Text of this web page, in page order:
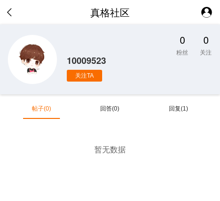
真格社区
10009523
关注TA
0
粉丝
0
关注
帖子(0) 回答(0) 回复(1)
暂无数据